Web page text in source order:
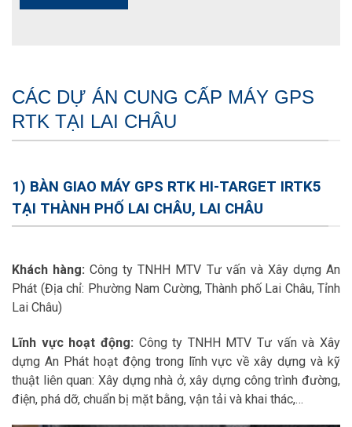
CÁC DỰ ÁN CUNG CẤP MÁY GPS
RTK TẠI LAI CHÂU
1) BÀN GIAO MÁY GPS RTK HI-TARGET IRTK5
TẠI THÀNH PHỐ LAI CHÂU, LAI CHÂU
Khách hàng:Công ty TNHH MTV Tư vấn và Xây dựng An
Phát (Địa chỉ: Phường Nam Cường, Thành phố Lai Châu, Tỉnh
Lai Châu)
Lĩnh vực hoạt động: Công ty TNHH MTV Tư vấn và Xây
dựng An Phát hoạt động trong lĩnh vực về xây dựng và kỹ
thuật liên quan: Xây dựng nhà ở, xây dựng công trình đường,
điện, phá dỡ, chuẩn bị mặt bằng, vận tải và khai thác,…